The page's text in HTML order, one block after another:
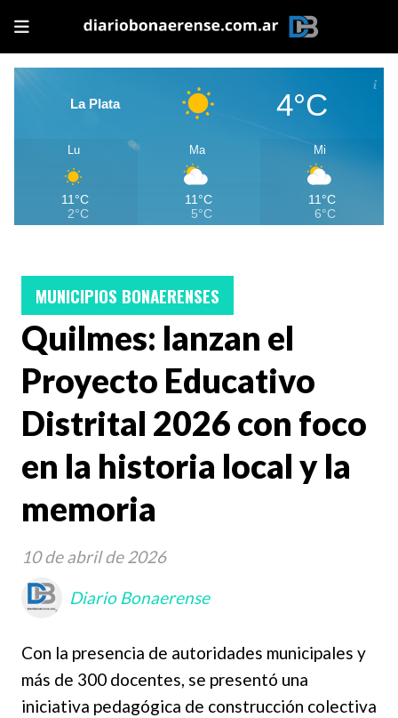
La Plata 4°C
Lu
11°C
2°C
Ma
11°C
5°C
Mi
11°C
6°C
Quilmes: lanzan el
Proyecto Educativo
Distrital 2026 con foco
en la historia local y la
memoria
Con la presencia de autoridades municipales y
más de 300 docentes, se presentó una
iniciativa pedagógica de construcción colectiva
MUNICIPIOS BONAERENSES
10 de abril de 2026
Diario Bonaerense